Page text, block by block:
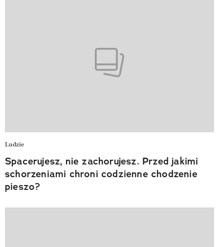
Ludzie
Spacerujesz, nie zachorujesz. Przed jakimi
schorzeniami chroni codzienne chodzenie
pieszo?